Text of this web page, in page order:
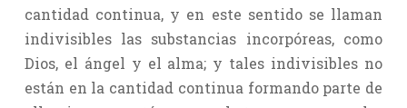
cantidad continua, y en este sentido se llaman
indivisibles las substancias incorpóreas, como
Dios, el ángel y el alma; y tales indivisibles no
están en la cantidad continua formando parte de